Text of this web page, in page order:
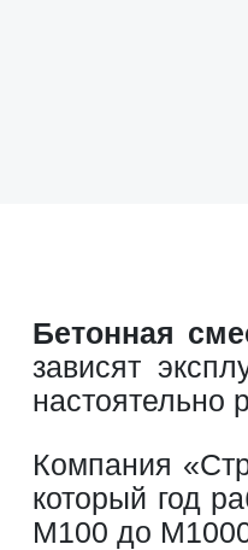
Бетонная
зависят
настоятельно
Компания
который год
М100 до